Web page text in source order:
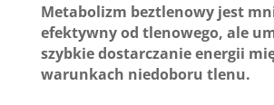
Metabolizm beztlenowy jest
efektywny od tlenowego, ale
szybkie dostarczanie energii
warunkach niedoboru tlenu.